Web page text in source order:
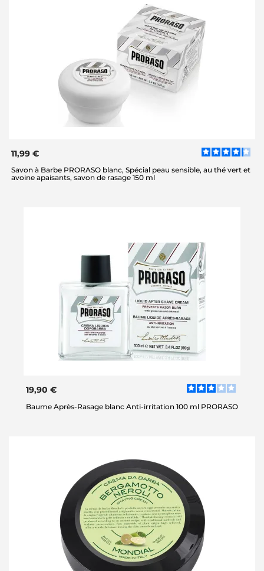
11,99 €
Savon à Barbe PRORASO blanc, Spécial peau sensible, au thé vert et
avoine apaisants, savon de rasage 150 ml
19,90 €
Baume Après-Rasage blanc Anti-irritation 100 ml PRORASO